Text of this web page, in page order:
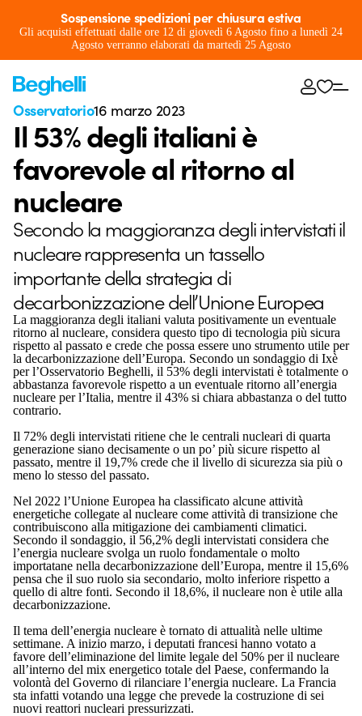
Sospensione spedizioni per chiusura estiva
Gli acquisti effettuati dalle ore 12 di giovedì 6 Agosto fino a lunedì 24
Agosto verranno elaborati da martedì 25 Agosto
Osservatorio16 marzo 2023
Il 53% degli italiani è
favorevole al ritorno al
nucleare
Secondo la maggioranza degli intervistati il
nucleare rappresenta un tassello
importante della strategia di
decarbonizzazione dell’Unione Europea
La maggioranza degli italiani valuta positivamente un eventuale
ritorno al nucleare, considera questo tipo di tecnologia più sicura
rispetto al passato e crede che possa essere uno strumento utile per
la decarbonizzazione dell’Europa. Secondo un sondaggio di Ixè
per l’Osservatorio Beghelli, il 53% degli intervistati è totalmente o
abbastanza favorevole rispetto a un eventuale ritorno all’energia
nucleare per l’Italia, mentre il 43% si chiara abbastanza o del tutto
contrario.
Il 72% degli intervistati ritiene che le centrali nucleari di quarta
generazione siano decisamente o un po’ più sicure rispetto al
passato, mentre il 19,7% crede che il livello di sicurezza sia più o
meno lo stesso del passato.
Nel 2022 l’Unione Europea ha classificato alcune attività
energetiche collegate al nucleare come attività di transizione che
contribuiscono alla mitigazione dei cambiamenti climatici.
Secondo il sondaggio, il 56,2% degli intervistati considera che
l’energia nucleare svolga un ruolo fondamentale o molto
importatane nella decarbonizzazione dell’Europa, mentre il 15,6%
pensa che il suo ruolo sia secondario, molto inferiore rispetto a
quello di altre fonti. Secondo il 18,6%, il nucleare non è utile alla
decarbonizzazione.
Il tema dell’energia nucleare è tornato di attualità nelle ultime
settimane. A inizio marzo, i deputati francesi hanno votato a
favore dell’eliminazione del limite legale del 50% per il nucleare
all’interno del mix energetico totale del Paese, confermando la
volontà del Governo di rilanciare l’energia nucleare. La Francia
sta infatti votando una legge che prevede la costruzione di sei
nuovi reattori nucleari pressurizzati.